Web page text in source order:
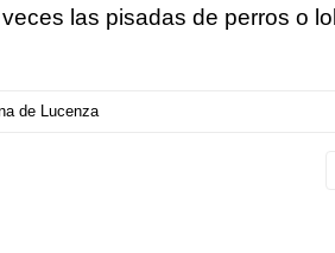
las pisadas de perros o
de Lucenza